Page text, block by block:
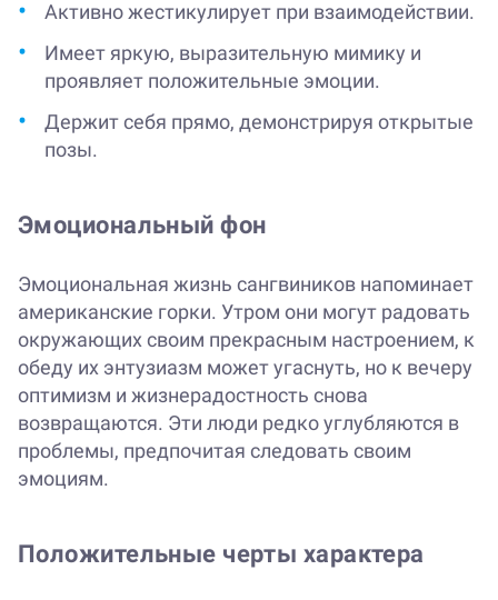
Активно жестикулирует при взаимодействии.
Имеет яркую, выразительную мимику и
проявляет положительные эмоции.
Держит себя прямо, демонстрируя открытые
позы.
Эмоциональный фон
Эмоциональная жизнь сангвиников напоминает
американские горки. Утром они могут радовать
окружающих своим прекрасным настроением, к
обеду их энтузиазм может угаснуть, но к вечеру
оптимизм и жизнерадостность снова
возвращаются. Эти люди редко углубляются в
проблемы, предпочитая следовать своим
эмоциям.
Положительные черты характера